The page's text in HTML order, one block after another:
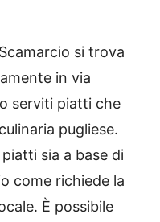
si trova
in via
serviti piatti che
pugliese.
sia a base di
come richiede la
È possibile